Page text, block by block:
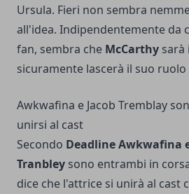
Ursula. Fieri non sembra
all'idea. Indipendentemente da
fan, sembra che McCarthy sarà
sicuramente lascerà il suo
Awkwafina e Jacob Tremblay
unirsi al cast
Secondo Deadline Awkwafina
Tranbley sono entrambi in
dice che l'attrice si unirà al cast